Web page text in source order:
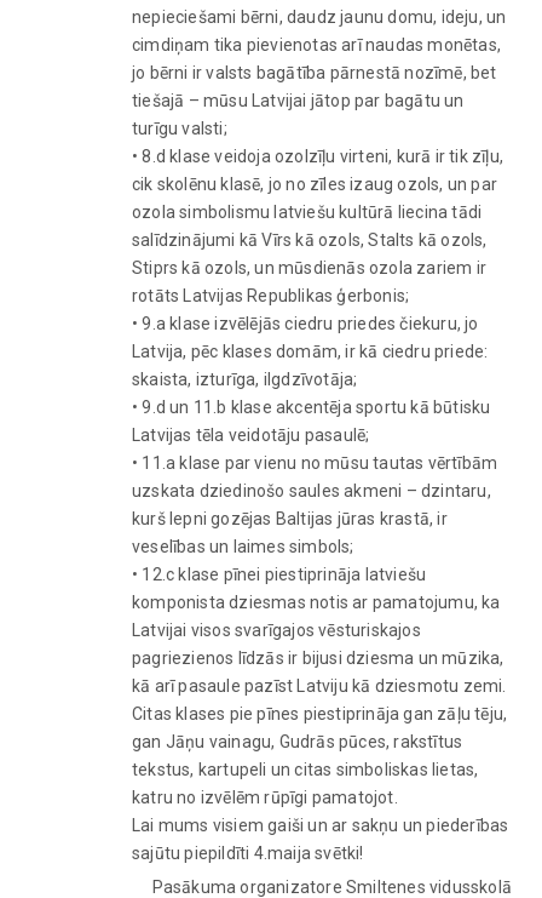
nepieciešami bērni, daudz jaunu domu, ideju, un
cimdiņam tika pievienotas arī naudas monētas,
jo bērni ir valsts bagātība pārnestā nozīmē, bet
tiešajā – mūsu Latvijai jātop par bagātu un
turīgu valsti;
• 8.d klase veidoja ozolzīļu virteni, kurā ir tik zīļu,
cik skolēnu klasē, jo no zīles izaug ozols, un par
ozola simbolismu latviešu kultūrā liecina tādi
salīdzinājumi kā Vīrs kā ozols, Stalts kā ozols,
Stiprs kā ozols, un mūsdienās ozola zariem ir
rotāts Latvijas Republikas ģerbonis;
• 9.a klase izvēlējās ciedru priedes čiekuru, jo
Latvija, pēc klases domām, ir kā ciedru priede:
skaista, izturīga, ilgdzīvotāja;
• 9.d un 11.b klase akcentēja sportu kā būtisku
Latvijas tēla veidotāju pasaulē;
• 11.a klase par vienu no mūsu tautas vērtībām
uzskata dziedinošo saules akmeni – dzintaru,
kurš lepni gozējas Baltijas jūras krastā, ir
veselības un laimes simbols;
• 12.c klase pīnei piestiprināja latviešu
komponista dziesmas notis ar pamatojumu, ka
Latvijai visos svarīgajos vēsturiskajos
pagriezienos līdzās ir bijusi dziesma un mūzika,
kā arī pasaule pazīst Latviju kā dziesmotu zemi.
Citas klases pie pīnes piestiprināja gan zāļu tēju,
gan Jāņu vainagu, Gudrās pūces, rakstītus
tekstus, kartupeli un citas simboliskas lietas,
katru no izvēlēm rūpīgi pamatojot.
Lai mums visiem gaiši un ar sakņu un piederības
sajūtu piepildīti 4.maija svētki!
Pasākuma organizatore Smiltenes vidusskolā